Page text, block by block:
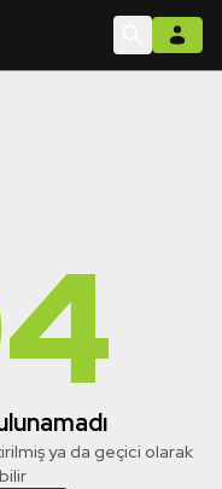
ya da geçici olarak